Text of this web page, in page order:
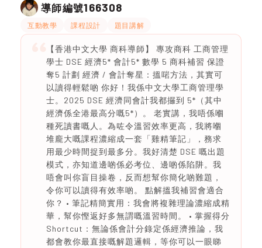
導師編號166308
互動教學 課程設計 題目講解
【香港中文大學 商科導師】 專攻商科 工商管理
學士 DSE 經濟5* 會計5* 數學 5 商科補習 保證
奪5 計劃 經濟 / 會計奪星：搵啱方法，其實可
以讀得輕鬆啲 你好！我係中文大學工商管理學
士。2025 DSE 經濟同會計我都攞到 5*（其中
經濟係全港最高分嘅5*）。 老實講，我唔係嗰
種死讀書嘅人。為咗令溫習效率更高，我將嗰
堆龐大嘅課程濃縮成一套「雞精筆記」，務求
用最少時間捉到最多分。我好清楚 DSE 嘅出題
模式，亦知道邊啲係必考位、邊啲係陷阱。我
唔會叫你盲目操卷，反而想幫你簡化啲難題，
令你可以讀得有效率啲。 點解搵我補習會適合
你？ • 筆記精簡實用：我會將複雜理論濃縮成精
華，幫你慳返好多無謂嘅溫習時間。 • 掌握得分
Shortcut：無論係會計分錄定係經濟推論，我
都會教你最直接嘅解題邏輯，等你可以一眼睇